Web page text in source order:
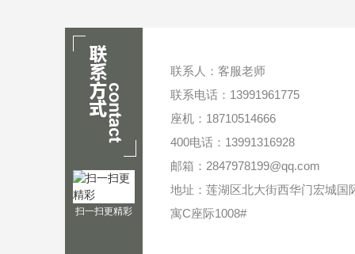
扫一扫更精彩
联系人：客服老师
联系电话：13991961775
座机：18710514666
400电话：13991316928
邮箱：2847978199@qq.com
地址：莲湖区北大街西华门宏城国
寓C座际1008#